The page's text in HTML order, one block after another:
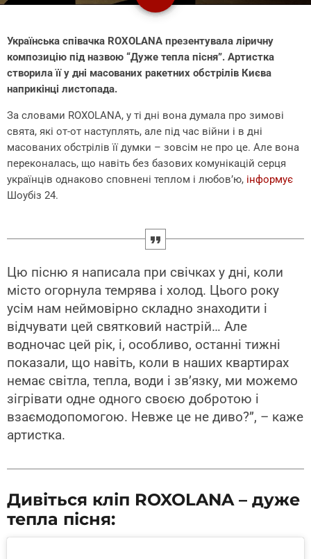
Українська співачка ROXOLANA презентувала ліричну
композицію під назвою “Дуже тепла пісня”. Артистка
створила її у дні масованих ракетних обстрілів Києва
наприкінці листопада.
За словами ROXOLANA, у ті дні вона думала про зимові
свята, які от-от наступлять, але під час війни і в дні
масованих обстрілів її думки – зовсім не про це. Але вона
переконалась, що навіть без базових комунікацій серця
українців однаково сповнені теплом і любов’ю, інформує
Шоубіз 24.
Цю пісню я написала при свічках у дні, коли
місто огорнула темрява і холод. Цього року
усім нам неймовірно складно знаходити і
відчувати цей святковий настрій… Але
водночас цей рік, і, особливо, останні тижні
показали, що навіть, коли в наших квартирах
немає світла, тепла, води і зв’язку, ми можемо
зігрівати одне одного своєю добротою і
взаємодопомогою. Невже це не диво?”, – каже
артистка.
Дивіться кліп ROXOLANA – дуже
тепла пісня: